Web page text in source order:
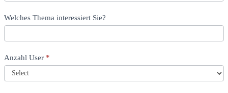
Welches Thema interessiert Sie?
Anzahl User *